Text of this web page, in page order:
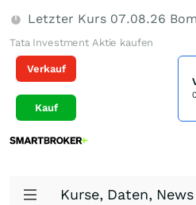
Letzter Kurs 07.08.26
Tata Investment Aktie kaufen
Verkauf
Kauf
Kurse, Daten,